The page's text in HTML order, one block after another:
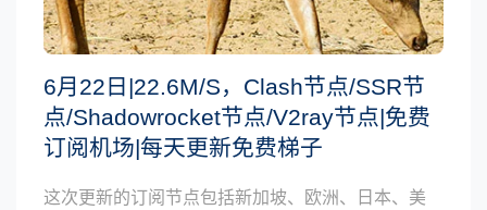
6月22日|22.6M/S，Clash节点/SSR节
点/Shadowrocket节点/V2ray节点|免费
订阅机场|每天更新免费梯子
这次更新的订阅节点包括新加坡、欧洲、日本、美